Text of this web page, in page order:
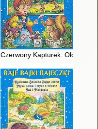
Czerwony Kapturek. Ołowiany